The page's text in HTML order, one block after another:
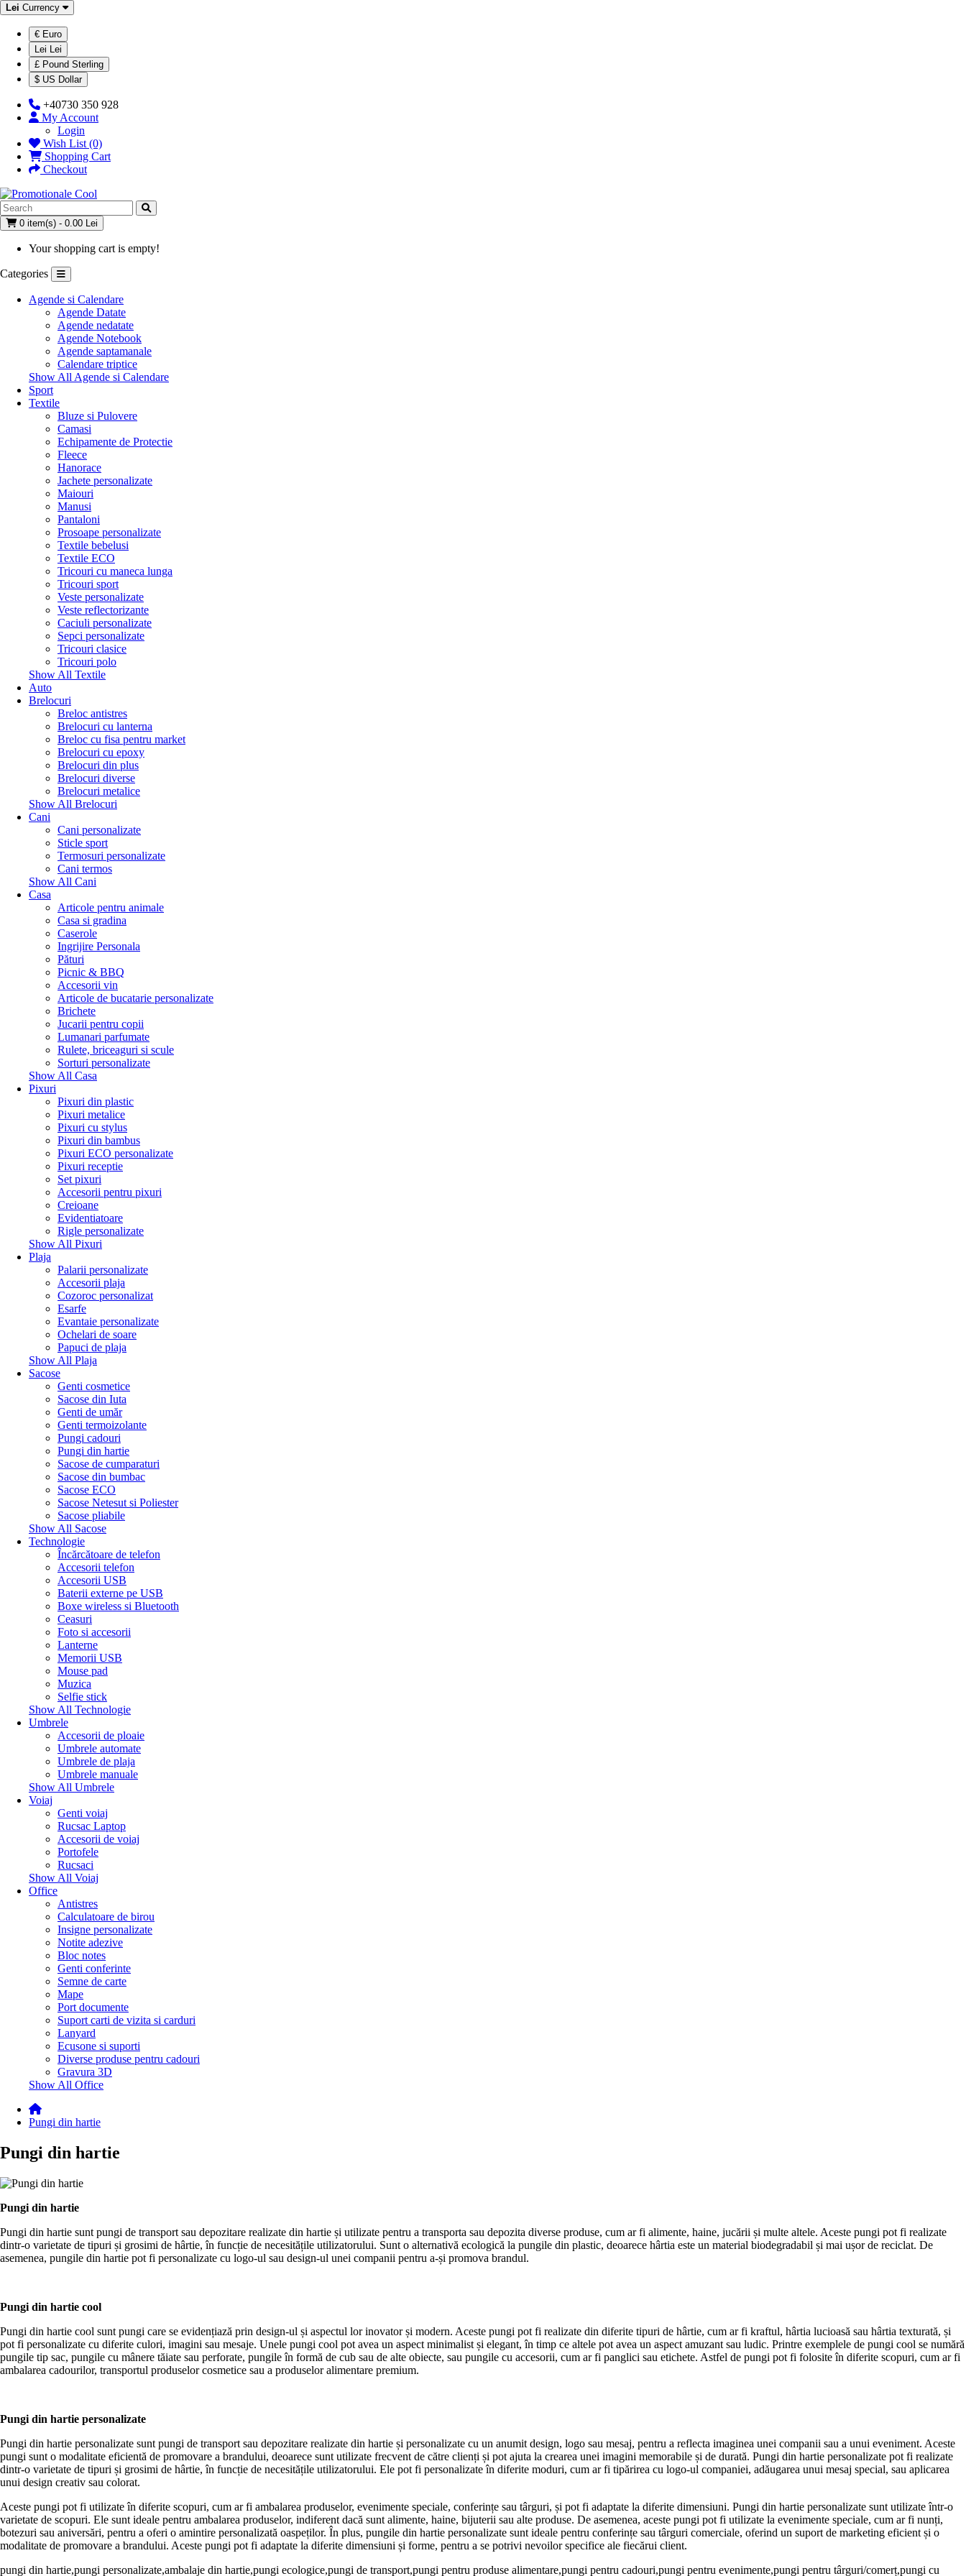
Lei Currency
€ Euro
Lei Lei
£ Pound Sterling
$ US Dollar
+40730 350 928
My Account
Login
Wish List (0)
Shopping Cart
Checkout
0 item(s) - 0.00 Lei
Your shopping cart is empty!
Categories
Agende si Calendare
Agende Datate
Agende nedatate
Agende Notebook
Agende saptamanale
Calendare triptice
Show All Agende si Calendare
Sport
Textile
Bluze si Pulovere
Camasi
Echipamente de Protectie
Fleece
Hanorace
Jachete personalizate
Maiouri
Manusi
Pantaloni
Prosoape personalizate
Textile bebelusi
Textile ECO
Tricouri cu maneca lunga
Tricouri sport
Veste personalizate
Veste reflectorizante
Caciuli personalizate
Sepci personalizate
Tricouri clasice
Tricouri polo
Show All Textile
Auto
Brelocuri
Breloc antistres
Brelocuri cu lanterna
Breloc cu fisa pentru market
Brelocuri cu epoxy
Brelocuri din plus
Brelocuri diverse
Brelocuri metalice
Show All Brelocuri
Cani
Cani personalizate
Sticle sport
Termosuri personalizate
Cani termos
Show All Cani
Casa
Articole pentru animale
Casa si gradina
Caserole
Ingrijire Personala
Pături
Picnic & BBQ
Accesorii vin
Articole de bucatarie personalizate
Brichete
Jucarii pentru copii
Lumanari parfumate
Rulete, briceaguri si scule
Sorturi personalizate
Show All Casa
Pixuri
Pixuri din plastic
Pixuri metalice
Pixuri cu stylus
Pixuri din bambus
Pixuri ECO personalizate
Pixuri receptie
Set pixuri
Accesorii pentru pixuri
Creioane
Evidentiatoare
Rigle personalizate
Show All Pixuri
Plaja
Palarii personalizate
Accesorii plaja
Cozoroc personalizat
Esarfe
Evantaie personalizate
Ochelari de soare
Papuci de plaja
Show All Plaja
Sacose
Genti cosmetice
Sacose din Iuta
Genti de umăr
Genti termoizolante
Pungi cadouri
Pungi din hartie
Sacose de cumparaturi
Sacose din bumbac
Sacose ECO
Sacose Netesut si Poliester
Sacose pliabile
Show All Sacose
Technologie
Încărcătoare de telefon
Accesorii telefon
Accesorii USB
Baterii externe pe USB
Boxe wireless si Bluetooth
Ceasuri
Foto si accesorii
Lanterne
Memorii USB
Mouse pad
Muzica
Selfie stick
Show All Technologie
Umbrele
Accesorii de ploaie
Umbrele automate
Umbrele de plaja
Umbrele manuale
Show All Umbrele
Voiaj
Genti voiaj
Rucsac Laptop
Accesorii de voiaj
Portofele
Rucsaci
Show All Voiaj
Office
Antistres
Calculatoare de birou
Insigne personalizate
Notite adezive
Bloc notes
Genti conferinte
Semne de carte
Mape
Port documente
Suport carti de vizita si carduri
Lanyard
Ecusone si suporti
Diverse produse pentru cadouri
Gravura 3D
Show All Office
Pungi din hartie
Pungi din hartie
Pungi din hartie
Pungi din hartie sunt pungi de transport sau depozitare realizate din hartie și utilizate pentru a transporta sau depozita diverse produse, cum ar fi alimente, haine, jucării și multe altele. Aceste pungi pot fi realizate
dintr-o varietate de tipuri și grosimi de hârtie, în funcție de necesitățile utilizatorului. Sunt o alternativă ecologică la pungile din plastic, deoarece hârtia este un material biodegradabil și mai ușor de reciclat. De
asemenea, pungile din hartie pot fi personalizate cu logo-ul sau design-ul unei companii pentru a-și promova brandul.
Pungi din hartie cool
Pungi din hartie cool sunt pungi care se evidențiază prin design-ul și aspectul lor inovator și modern. Aceste pungi pot fi realizate din diferite tipuri de hârtie, cum ar fi kraftul, hârtia lucioasă sau hârtia texturată, și
pot fi personalizate cu diferite culori, imagini sau mesaje. Unele pungi cool pot avea un aspect minimalist și elegant, în timp ce altele pot avea un aspect amuzant sau ludic. Printre exemplele de pungi cool se numără
pungile tip sac, pungile cu mânere tăiate sau perforate, pungile în formă de cub sau de alte obiecte, sau pungile cu accesorii, cum ar fi panglici sau etichete. Astfel de pungi pot fi folosite în diferite scopuri, cum ar fi
ambalarea cadourilor, transportul produselor cosmetice sau a produselor alimentare premium.
Pungi din hartie personalizate
Pungi din hartie personalizate sunt pungi de transport sau depozitare realizate din hartie și personalizate cu un anumit design, logo sau mesaj, pentru a reflecta imaginea unei companii sau a unui eveniment. Aceste
pungi sunt o modalitate eficientă de promovare a brandului, deoarece sunt utilizate frecvent de către clienți și pot ajuta la crearea unei imagini memorabile și de durată. Pungi din hartie personalizate pot fi realizate
dintr-o varietate de tipuri și grosimi de hârtie, în funcție de necesitățile utilizatorului. Ele pot fi personalizate în diferite moduri, cum ar fi tipărirea cu logo-ul companiei, adăugarea unui mesaj special, sau aplicarea
unui design creativ sau colorat.
Aceste pungi pot fi utilizate în diferite scopuri, cum ar fi ambalarea produselor, evenimente speciale, conferințe sau târguri, și pot fi adaptate la diferite dimensiuni. Pungi din hartie personalizate sunt utilizate într-o
varietate de scopuri. Ele sunt ideale pentru ambalarea produselor, indiferent dacă sunt alimente, haine, bijuterii sau alte produse. De asemenea, aceste pungi pot fi utilizate la evenimente speciale, cum ar fi nunți,
botezuri sau aniversări, pentru a oferi o amintire personalizată oaspeților. În plus, pungile din hartie personalizate sunt ideale pentru conferințe sau târguri comerciale, oferind un suport de marketing eficient și o
modalitate de promovare a brandului. Aceste pungi pot fi adaptate la diferite dimensiuni și forme, pentru a se potrivi nevoilor specifice ale fiecărui client.
pungi din hartie,pungi personalizate,ambalaje din hartie,pungi ecologice,pungi de transport,pungi pentru produse alimentare,pungi pentru cadouri,pungi pentru evenimente,pungi pentru târguri/comerț,pungi cu